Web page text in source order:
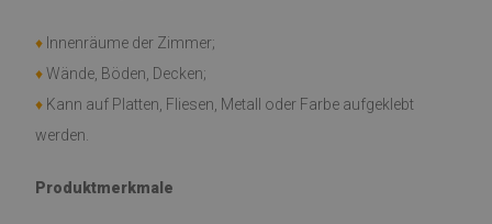
♦ Innenräume der Zimmer;
♦Wände, Böden, Decken;
♦ Kann auf Platten, Fliesen, Metall oder Farbe aufgeklebt
werden.
Produktmerkmale